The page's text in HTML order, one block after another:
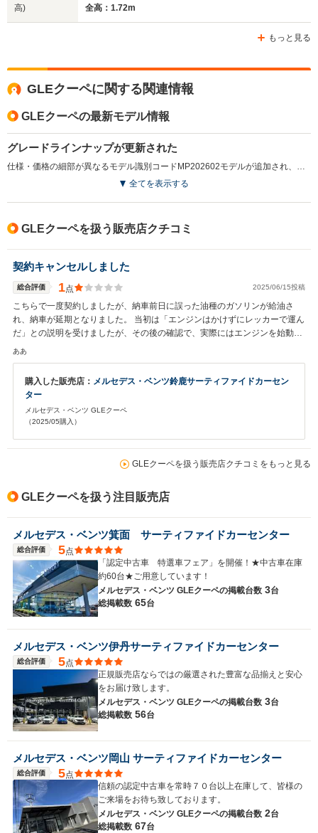
高)
全高：1.72m
もっと見る
GLEクーペに関する関連情報
GLEクーペの最新モデル情報
グレードラインナップが更新された
仕様・価格の細部が異なるモデル識別コードMP202602モデルが追加され、詳細な装備内容の見直しなどが行われている。（2026.7）
全てを表示する
GLEクーペを扱う販売店クチコミ
契約キャンセルしました
総合評価 1点 2025/06/15投稿
こちらで一度契約しましたが、納車前日に誤った油種のガソリンが給油さ
れ、納車が延期となりました。 当初は「エンジンはかけずにレッカーで運ん
だ」との説明を受けましたが、その後の確認で、実際にはエンジンを始動し
て自走していたことが明らかになりました。 この点については、結果的に当
頼関係は損なわれたと感じています。 購入を検討される方は、事前の確認と
慎重な対応をおすすめします。
ああ
購入した販売店： メルセデス・ベンツ鈴鹿サーティファイドカーセン
ター
メルセデス・ベンツ GLEクーペ
（2025/05購入）
GLEクーペを扱う販売店クチコミをもっと見る
GLEクーペを扱う注目販売店
メルセデス・ベンツ箕面 サーティファイドカーセンター
総合評価 5点
「認定中古車 特選車フェア」を開催！★中古車在庫
約60台★ご用意しています！
メルセデス・ベンツ GLEクーペの掲載台数 3台
総掲載数 65台
メルセデス・ベンツ伊丹サーティファイドカーセンター
総合評価 5点
正規販売店ならではの厳選された豊富な品揃えと安心
をお届け致します。
メルセデス・ベンツ GLEクーペの掲載台数 3台
総掲載数 56台
メルセデス・ベンツ岡山 サーティファイドカーセンター
総合評価 5点
信頼の認定中古車を常時７０台以上在庫して、皆様の
ご来場をお待ち致しております。
メルセデス・ベンツ GLEクーペの掲載台数 2台
総掲載数 67台